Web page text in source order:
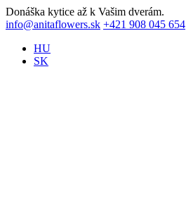
Donáška kytice až k Vašim dverám.
info@anitaflowers.sk +421 908 045 654
HU
SK